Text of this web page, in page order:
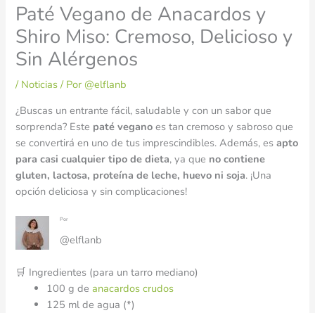
Paté Vegano de Anacardos y
Shiro Miso: Cremoso, Delicioso y
Sin Alérgenos
/ Noticias / Por @elflanb
¿Buscas un entrante fácil, saludable y con un sabor que
sorprenda? Este paté vegano es tan cremoso y sabroso que
se convertirá en uno de tus imprescindibles. Además, esapto
para casi cualquier tipo de dieta, ya que no contiene
gluten, lactosa, proteína de leche, huevo ni soja. ¡Una
opción deliciosa y sin complicaciones!
Por
@elflanb
🛒 Ingredientes (para un tarro mediano)
100 g deanacardos crudos
125 ml de agua (*)